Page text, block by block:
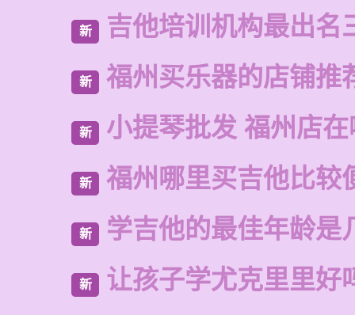
新 吉他培训机构最出名
新 福州买乐器的店铺推
新 小提琴批发 福州店
新 福州哪里买吉他比较
新 学吉他的最佳年龄是
新 让孩子学尤克里里好